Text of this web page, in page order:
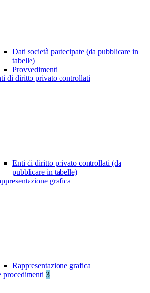
Dati società partecipate (da pubblicare in
tabelle)
Provvedimenti
di diritto privato controllati
Enti di diritto privato controllati (da
pubblicare in tabelle)
grafica
Rappresentazione grafica
procedimenti 3